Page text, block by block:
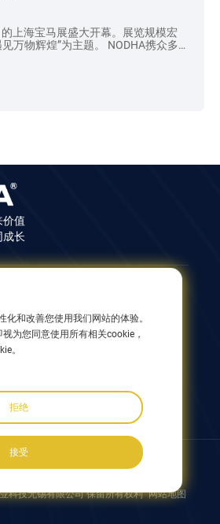
上海宝马展盛大开幕。展览规模宏
万物辉煌”为主题。 NODHA携众多
价值
成长
阳路9号12号楼 214082
科技无锡有限公司 保留所有权利 网站地图
化和改善您使用我们网站的体验。
为您同意使用所有相关cookie，
。
拒绝
接受